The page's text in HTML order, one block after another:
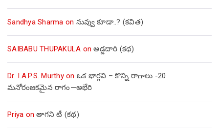
Sandhya Sharma on నువ్వు కూడా..? (కవిత)
SAIBABU THUPAKULA onఅడ్డదారి (కథ)
Dr. I.A.P.S. Murthyon ఒక భార్గవి – కొన్ని రాగాలు -20
మనోరంజకమైన రాగం—అభేరి
Priya onతాగని టీ (కథ)